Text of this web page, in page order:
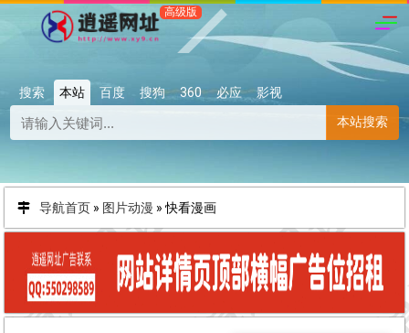
搜索 本站 百度 搜狗 360 必应
影视
本站搜索
导航首页 » 图片动漫 » 快看漫画